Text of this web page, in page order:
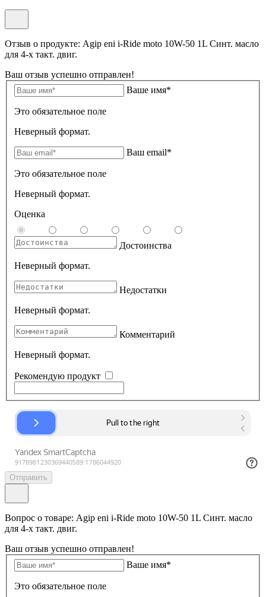
Отзыв о продукте: Agip eni i-Ride moto 10W-50 1L Синт. масло
для 4-х такт. двиг.
Ваш отзыв успешно отправлен!
Ваше имя*
Это обязательное поле
Неверный формат.
Ваш email*
Это обязательное поле
Неверный формат.
Оценка
Достоинства
Неверный формат.
Недостатки
Неверный формат.
Комментарий
Неверный формат.
Рекомендую продукт
Отправить
Вопрос о товаре: Agip eni i-Ride moto 10W-50 1L Синт. масло
для 4-х такт. двиг.
Ваш отзыв успешно отправлен!
Ваше имя*
Это обязательное поле